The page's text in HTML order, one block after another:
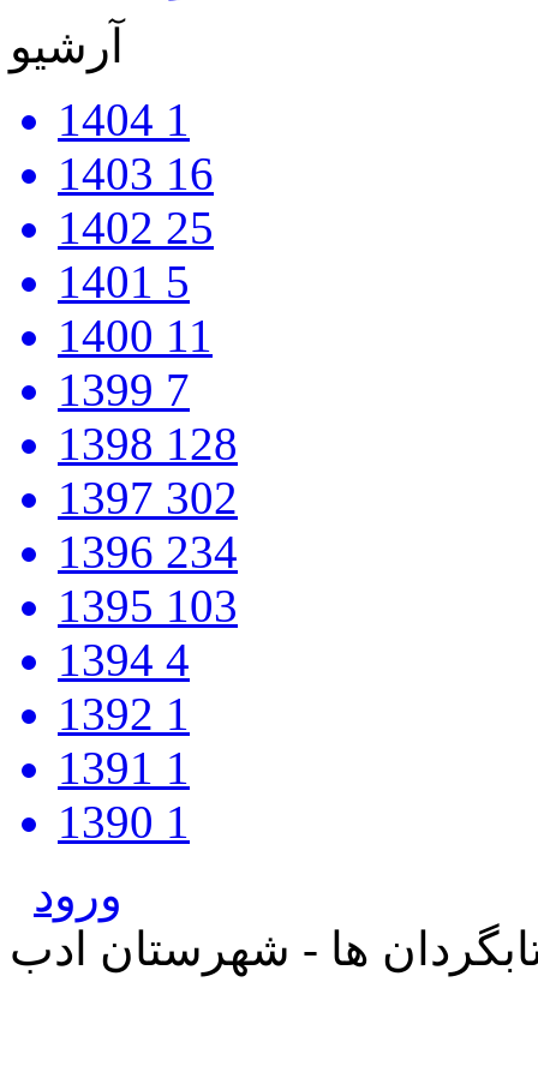
آرشیو
1404 1
1403 16
1402 25
1401 5
1400 11
1399 7
1398 128
1397 302
1396 234
1395 103
1394 4
1392 1
1391 1
1390 1
ورود
ها - شهرستان ادب